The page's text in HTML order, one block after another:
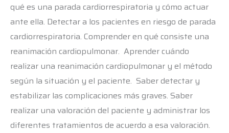
qué es una parada cardiorrespiratoria y cómo actuar
ante ella. Detectar a los pacientes en riesgo de parada
cardiorrespiratoria. Comprender en qué consiste una
reanimación cardiopulmonar. Aprender cuándo
realizar una reanimación cardiopulmonar y el método
según la situación y el paciente. Saber detectar y
estabilizar las complicaciones más graves. Saber
realizar una valoración del paciente y administrar los
diferentes tratamientos de acuerdo a esa valoración.